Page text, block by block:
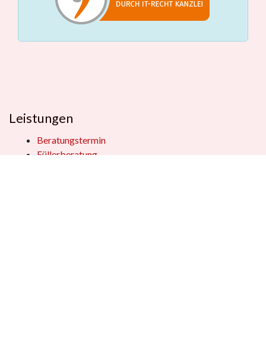
Leistungen
Beratungstermin
Füllerberatung